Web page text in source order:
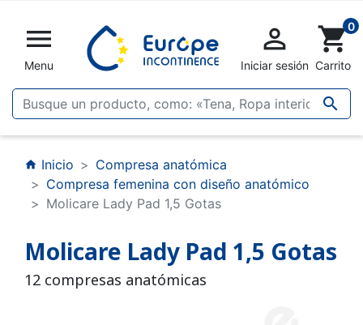

Menu


Iniciar sesión
shopping_cart0
Carrito
home Inicio
Compresa anatómica
Compresa femenina con diseño anatómico
Molicare Lady Pad 1,5 Gotas
Molicare Lady Pad 1,5 Gotas
12 compresas anatómicas